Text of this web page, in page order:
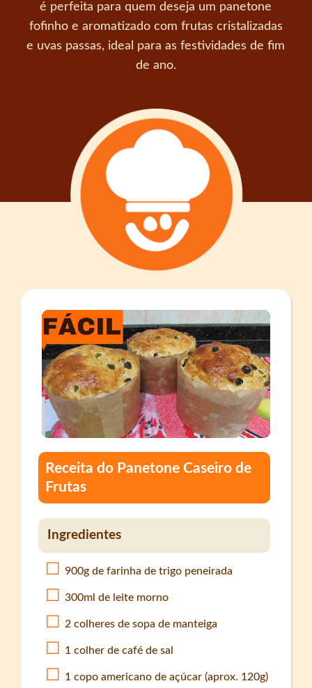
é perfeita para quem deseja um panetone
fofinho e aromatizado com frutas cristalizadas
e uvas passas, ideal para as festividades de fim
de ano.
Receita do Panetone Caseiro de
Frutas
Ingredientes
900g de farinha de trigo peneirada
300ml de leite morno
2 colheres de sopa de manteiga
1 colher de café de sal
1 copo americano de açúcar (aprox. 120g)